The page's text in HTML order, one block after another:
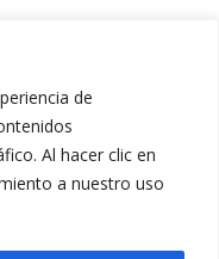
de
Al hacer clic en
a nuestro uso
Segueix-nos